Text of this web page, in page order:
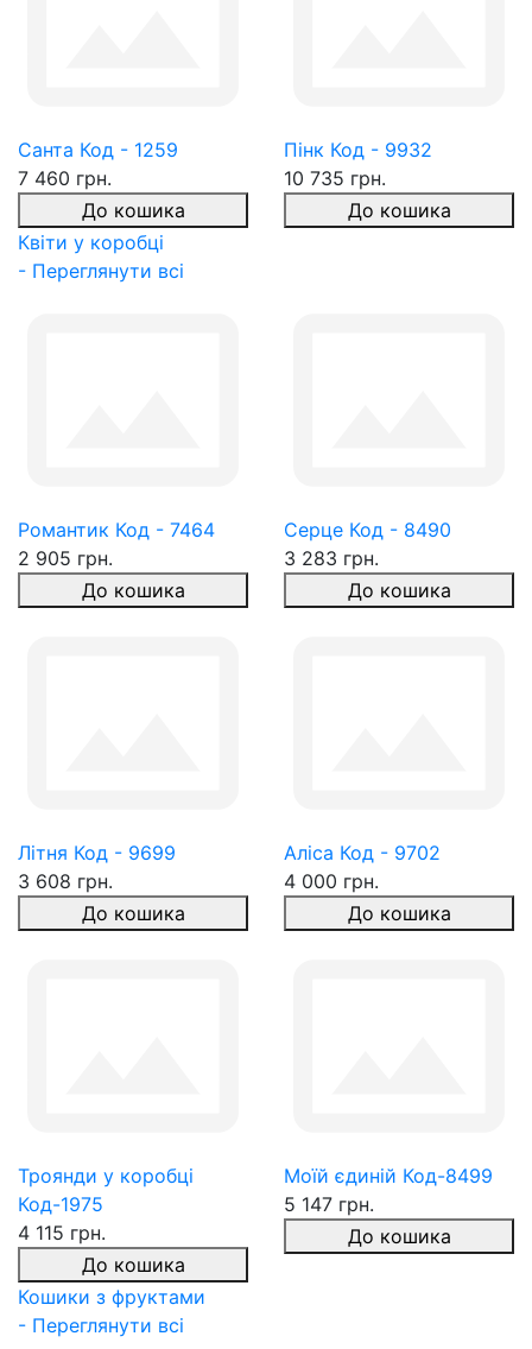
Санта Код - 1259
7 460 грн.
До кошика
Пінк Код - 9932
10 735 грн.
До кошика
Квіти у коробці
- Переглянути всі
Романтик Код - 7464
2 905 грн.
До кошика
Серце Код - 8490
3 283 грн.
До кошика
Літня Код - 9699
3 608 грн.
До кошика
Аліса Код - 9702
4 000 грн.
До кошика
Троянди у коробці
Код-1975
4 115 грн.
До кошика
Моїй єдиній Код-8499
5 147 грн.
До кошика
Кошики з фруктами
- Переглянути всі